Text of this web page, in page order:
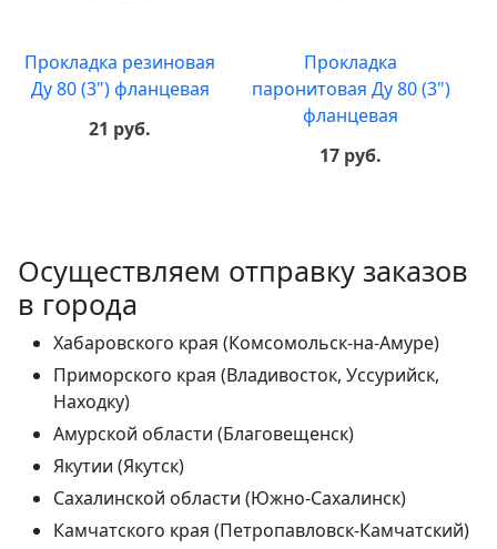
Прокладка резиновая
Ду 80 (3") фланцевая
21 руб.
Прокладка
паронитовая Ду 80 (3")
фланцевая
17 руб.
Осуществляем отправку заказов
в города
Хабаровского края (Комсомольск-на-Амуре)
Приморского края (Владивосток, Уссурийск,
Находку)
Амурской области (Благовещенск)
Якутии (Якутск)
Сахалинской области (Южно-Сахалинск)
Камчатского края (Петропавловск-Камчатский)